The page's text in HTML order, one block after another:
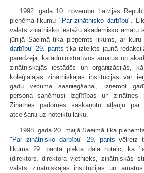
1992. gada 10. novembrī Latvijas
pieņēma likumu " Par zinātnisko darbību".
valsts zinātnisko iestāžu akadēmisko amatu
jūnijā Saeimā tika pieņemts likums, ar kuru
darbību"29. pants tika izteikts jaunā
paredzēja, ka administratīvos amatus un
zinātniskajās iestādēs un organizācijās,
koleģiālajās zinātniskajās institūcijās var
gadu vecuma sasniegšanai, izņemot
persona saņēmusi Izglītības un zinātnes
Zinātnes padomes saskaņotu atļauju par
atcelšanu uz noteiktu laiku.
1998. gada 20. maijā Saeimā tika
" Par zinātnisko darbību" 29. pants vēlreiz
likuma 29. panta piektā daļa noteic, ka
(direktors, direktora vietnieks, zinātniskās
valsts zinātniskajās institūcijās un amatus